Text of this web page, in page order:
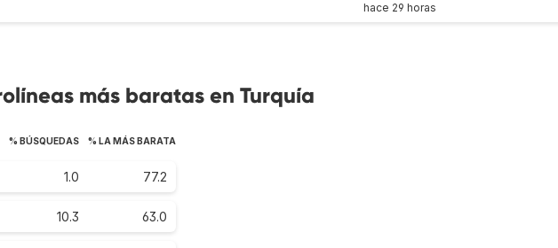
hace 29 horas
más baratas en Turquía
% BÚSQUEDAS % LA MÁS BARATA
1.0 77.2
10.3 63.0